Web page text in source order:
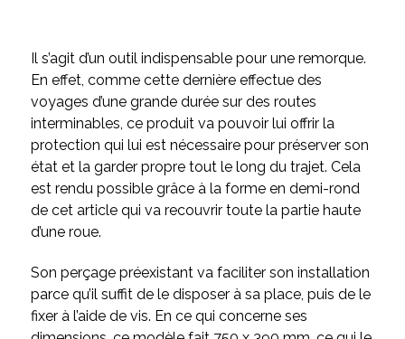
Il s’agit d’un outil indispensable pour une remorque.
En effet, comme cette dernière effectue des
voyages d’une grande durée sur des routes
interminables, ce produit va pouvoir lui offrir la
protection qui lui est nécessaire pour préserver son
état et la garder propre tout le long du trajet. Cela
est rendu possible grâce à la forme en demi-rond
de cet article qui va recouvrir toute la partie haute
d’une roue.
Son perçage préexistant va faciliter son installation
parce qu’il suffit de le disposer à sa place, puis de le
fixer à l’aide de vis. En ce qui concerne ses